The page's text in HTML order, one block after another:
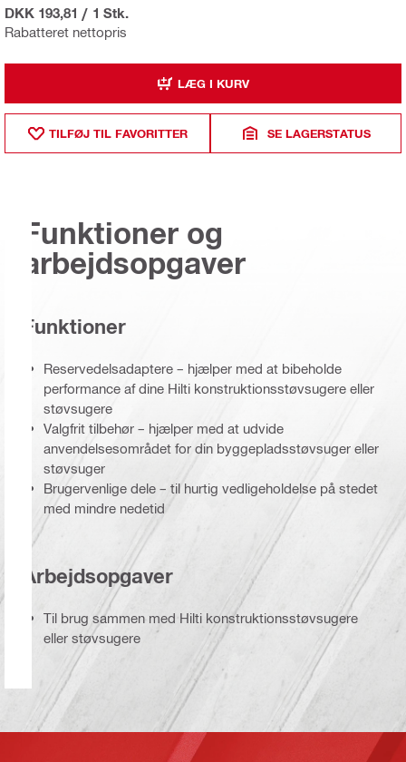
Rabatteret nettopris
DKK 193,81 / 1 Stk.
LÆG I KURV
TILFØJ TIL FAVORITTER SE LAGERSTATUS
Funktioner og
arbejdsopgaver
Funktioner
Reservedelsadaptere – hjælper med at bibeholde
performance af dine Hilti konstruktionsstøvsugere eller
støvsugere
Valgfrit tilbehør – hjælper med at udvide
anvendelsesområdet for din byggepladsstøvsuger eller
støvsuger
Brugervenlige dele – til hurtig vedligeholdelse på stedet
med mindre nedetid
Arbejdsopgaver
Til brug sammen med Hilti konstruktionsstøvsugere
eller støvsugere